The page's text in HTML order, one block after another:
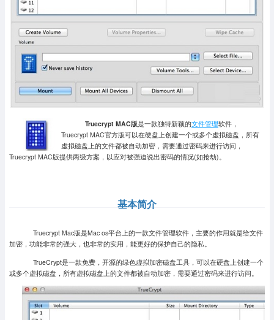
Truecrypt MAC版是一款独特新颖的文件管理软件，
Truecrypt MAC官方版可以在硬盘上创建一个或多个虚拟磁盘，所有
虚拟磁盘上的文件都被自动加密，需要通过密码来进行访问，
Truecrypt MAC版提供两级方案，以应对被强迫说出密码的情况(如抢劫)。
基本简介
Truecrypt Mac版是Mac os平台上的一款文件管理软件，主要的作用就是给文件
加密，功能非常的强大，也非常的实用，能更好的保护自己的隐私。
TrueCrypt是一款免费，开源的绿色虚拟加密磁盘工具，可以在硬盘上创建一个
或多个虚拟磁盘，所有虚拟磁盘上的文件都被自动加密，需要通过密码来进行访问。